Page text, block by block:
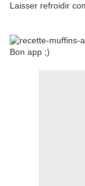
Laisser refroidir
Bon app ;)